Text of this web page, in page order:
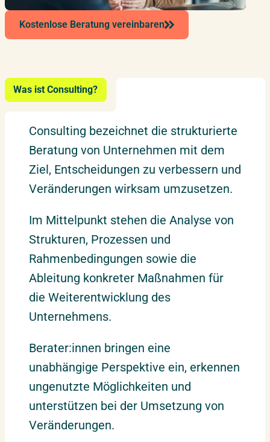
Kostenlose Beratung vereinbaren
Was ist Consulting?
Consulting bezeichnet die strukturierte
Beratung von Unternehmen mit dem
Ziel, Entscheidungen zu verbessern und
Veränderungen wirksam umzusetzen.
Im Mittelpunkt stehen die Analyse von
Strukturen, Prozessen und
Rahmenbedingungen sowie die
Ableitung konkreter Maßnahmen für
die Weiterentwicklung des
Unternehmens.
Berater:innen bringen eine
unabhängige Perspektive ein, erkennen
ungenutzte Möglichkeiten und
unterstützen bei der Umsetzung von
Veränderungen.